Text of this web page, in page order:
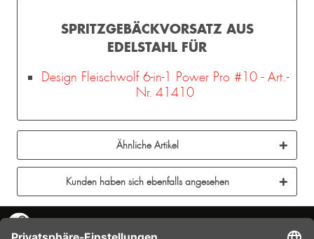
SPRITZGEBÄCKVORSATZ AUS
EDELSTAHL FÜR
Design Fleischwolf 6-in-1 Power Pro #10 - Art.-
Nr. 41410
Ähnliche Artikel
Kunden haben sich ebenfalls angesehen